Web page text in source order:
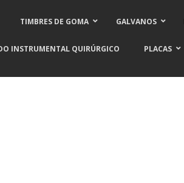
TIMBRES DE GOMA GALVANOS
INSTRUMENTAL QUIRÚRGICO PLACAS